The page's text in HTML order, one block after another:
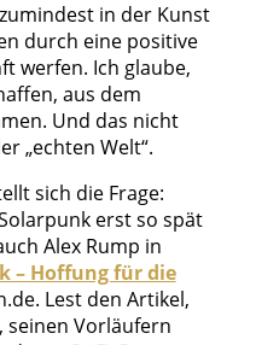
in der Kunst
durch eine positive
werfen. Ich glaube,
aus dem
Und das nicht
„echten Welt“.
sich die Frage:
erst so spät
Alex Rump in
– Hoffung für die
Lest den Artikel,
seinen Vorläufern